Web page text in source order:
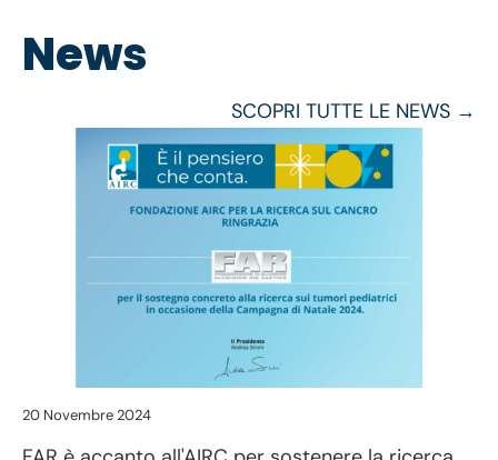
News
SCOPRI TUTTE LE NEWS →
20 Novembre 2024